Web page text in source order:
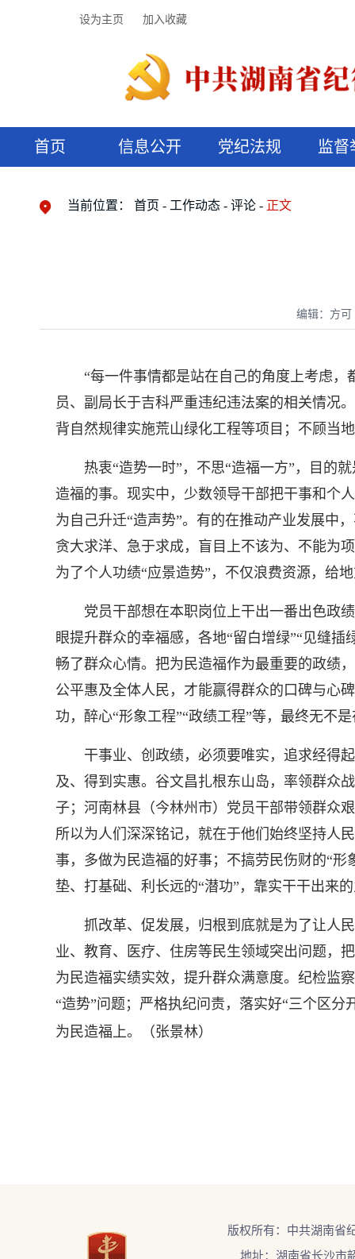
设为主页 加入收藏
首页 信息公开 党纪法规 监督
当前位置： 首页 工作动态 评论 正文
编辑：方可
“每一件事情都是站在自己的角度上考虑，
员、副局长于吉科严重违纪违法案的相关情况
背自然规律实施荒山绿化工程等项目；不顾当
热衷“造势一时”，不思“造福一方”，目的就
造福的事。现实中，少数领导干部把干事和个
为自己升迁“造声势”。有的在推动产业发展中
贪大求洋、急于求成，盲目上不该为、不能
为了个人功绩“应景造势”，不仅浪费资源，给
党员干部想在本职岗位上干出一番出色政绩
眼提升群众的幸福感，各地“留白增绿”“见缝
畅了群众心情。把为民造福作为最重要的政绩
公平惠及全体人民，才能赢得群众的口碑与心
功，醉心“形象工程”“政绩工程”等，最终无不
干事业、创政绩，必须要唯实，追求经得起
及、得到实惠。谷文昌扎根东山岛，率领群众
子；河南林县（今林州市）党员干部带领群
所以为人们深深铭记，就在于他们始终坚持人
事，多做为民造福的好事；不搞劳民伤财的“形
垫、打基础、利长远的“潜功”，靠实干干出来
抓改革、促发展，归根到底就是为了让人民
业、教育、医疗、住房等民生领域突出问题，
为民造福实绩实效，提升群众满意度。纪检监
“造势”问题；严格执纪问责，落实好“三个区
为民造福上。（张景林）
版权所有：中共湖南省
地址：湖南省长沙市